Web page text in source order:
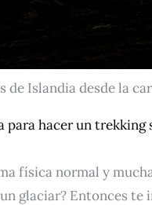
de Islandia desde la
para hacer un trekking
física normal y
glaciar? Entonces te